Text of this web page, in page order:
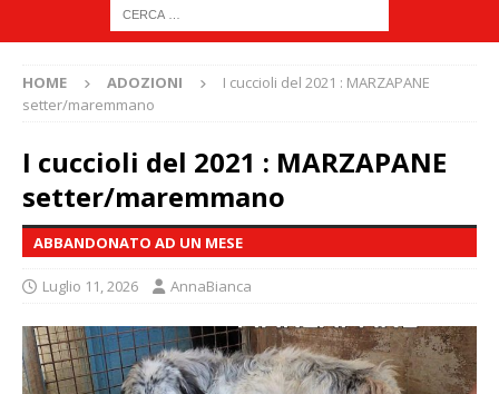
HOME ADOZIONI
I cuccioli del 2021 : MARZAPANE
setter/maremmano
I cuccioli del 2021 : MARZAPANE
setter/maremmano
ABBANDONATO AD UN MESE
Luglio 11, 2026 AnnaBianca